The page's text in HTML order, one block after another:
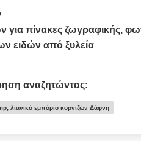
για πίνακες ζωγραφικής,
ειδών από ξυλεία
αναζητώντας:
λιανικό εμπόριο κορνιζών Δάφνη